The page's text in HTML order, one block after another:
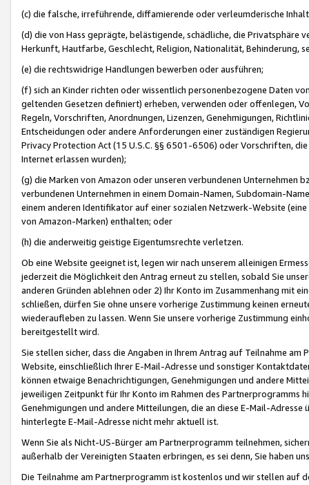
(c) die falsche, irreführende, diffamierende oder verleumderische
(d) die von Hass geprägte, belästigende, schädliche, die Privatsphäre
Herkunft, Hautfarbe, Geschlecht, Religion, Nationalität, Behinderung,
(e) die rechtswidrige Handlungen bewerben oder ausführen;
(f) sich an Kinder richten oder wissentlich personenbezogene Daten
geltenden Gesetzen definiert) erheben, verwenden oder offenlegen,
Regeln, Vorschriften, Anordnungen, Lizenzen, Genehmigungen,
Entscheidungen oder andere Anforderungen einer zuständigen
Privacy Protection Act (15 U.S.C. §§ 6501-6506) oder Vorschriften,
Internet erlassen wurden);
(g) die Marken von Amazon oder unseren verbundenen Unternehmen
verbundenen Unternehmen in einem Domain-Namen, Subdomain-
einem anderen Identifikator auf einer sozialen Netzwerk-Website
von Amazon-Marken) enthalten; oder
(h) die anderweitig geistige Eigentumsrechte verletzen.
Ob eine Website geeignet ist, legen wir nach unserem alleinigen
jederzeit die Möglichkeit den Antrag erneut zu stellen, sobald Sie
anderen Gründen ablehnen oder 2) Ihr Konto im Zusammenhang mit
schließen, dürfen Sie ohne unsere vorherige Zustimmung keinen
wiederaufleben zu lassen. Wenn Sie unsere vorherige Zustimmung
bereitgestellt wird.
Sie stellen sicher, dass die Angaben in Ihrem Antrag auf Teilnahme
Website, einschließlich Ihrer E-Mail-Adresse und sonstiger
können etwaige Benachrichtigungen, Genehmigungen und andere
jeweiligen Zeitpunkt für Ihr Konto im Rahmen des Partnerprogramms
Genehmigungen und andere Mitteilungen, die an diese E-Mail-
hinterlegte E-Mail-Adresse nicht mehr aktuell ist.
Wenn Sie als Nicht-US-Bürger am Partnerprogramm teilnehmen,
außerhalb der Vereinigten Staaten erbringen, es sei denn, Sie haben
Die Teilnahme am Partnerprogramm ist kostenlos und wir stellen auf